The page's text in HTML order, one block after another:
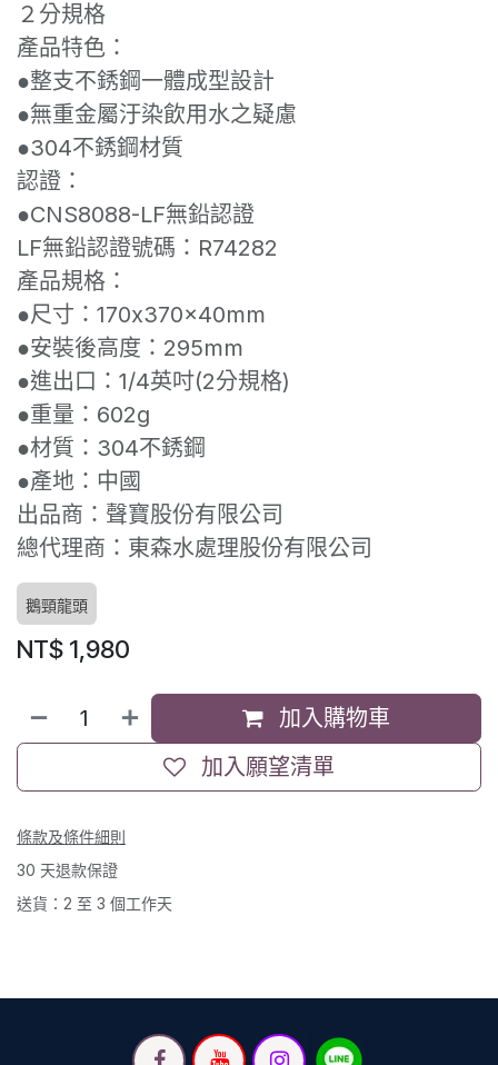
２分規格
產品特色：
●整支不銹鋼一體成型設計
●無重金屬汙染飲用水之疑慮
●304不銹鋼材質
認證：
●CNS8088-LF無鉛認證
LF無鉛認證號碼：R74282
產品規格：
●尺寸：170x370x40mm
●安裝後高度：295mm
●進出口：1/4英吋(2分規格)
●重量：602g
●材質：304不銹鋼
●產地：中國
出品商：聲寶股份有限公司
總代理商：東森水處理股份有限公司
鵝頸龍頭
NT$ 1,980
加入購物車
加入願望清單
條款及條件細則
30 天退款保證
送貨：2 至 3 個工作天